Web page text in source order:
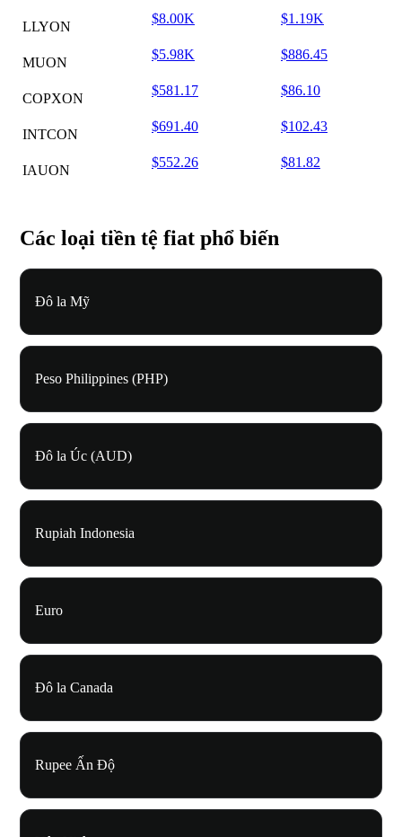
LLYON
$8.00K $1.19K
MUON
$5.98K $886.45
COPXON
$581.17 $86.10
INTCON
$691.40 $102.43
IAUON
$552.26 $81.82
Các loại tiền tệ fiat phổ biến
Đô la Mỹ
Peso Philippines (PHP)
Đô la Úc (AUD)
Rupiah Indonesia
Euro
Đô la Canada
Rupee Ấn Độ